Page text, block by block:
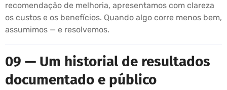
recomendação de melhoria, apresentamos com clareza
os custos e os benefícios. Quando algo corre menos bem,
assumimos — e resolvemos.
09 — Um historial de resultados
documentado e público